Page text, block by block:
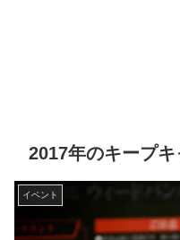
2017年のキープ
イベント